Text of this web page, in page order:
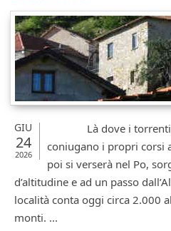
GIU
24
2026
Là dove i torrenti
coniugano i propri corsi
poi si verserà nel Po,
d’altitudine e ad un passo
località conta oggi circa 2.000
monti. ...